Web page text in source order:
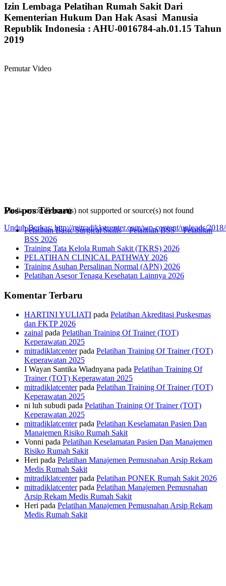
Izin Lembaga Pelatihan Rumah Sakit Dari
Kementerian Hukum Dan Hak Asasi Manusia
Republik Indonesia : AHU-0016784-ah.01.15 Tahun
2019
Pemutar Video
Media error: Format(s) not supported or source(s) not found
Unduh Berkas: http://mitradiklatcenter.com/wp-content/uploads/
00:00
Pos-pos Terbaru
Pelatihan Basic Surgical Skills – Pelatihan BSS – Pelatihan
BSS 2026
Training Tata Kelola Rumah Sakit (TKRS) 2026
PELATIHAN CLINICAL PATHWAY 2026
Training Asuhan Persalinan Normal (APN) 2026
Pelatihan Asesor Tenaga Kesehatan Lainnya 2026
Komentar Terbaru
HARTINI YULIATI pada Pelatihan Akreditasi Puskesmas
dan FKTP 2026
zainal pada Pelatihan Training Of Trainer (TOT)
Keperawatan 2025
mitradiklatcenterpada Pelatihan Training Of Trainer (TOT)
Keperawatan 2025
I Wayan Santika Wiadnyana pada Pelatihan Training Of
Trainer (TOT) Keperawatan 2025
mitradiklatcenterpada Pelatihan Training Of Trainer (TOT)
Keperawatan 2025
ni luh subudi pada Pelatihan Training Of Trainer (TOT)
Keperawatan 2025
mitradiklatcenterpada Pelatihan Keselamatan Pasien Dan
Manajemen Risiko Rumah Sakit
Vonni pada Pelatihan Keselamatan Pasien Dan Manajemen
Risiko Rumah Sakit
Heri pada Pelatihan Manajemen Pemusnahan Arsip Rekam
Medis Rumah Sakit
mitradiklatcenterpada Pelatihan PONEK Rumah Sakit 2026
mitradiklatcenterpada Pelatihan Manajemen Pemusnahan
Arsip Rekam Medis Rumah Sakit
Heri pada Pelatihan Manajemen Pemusnahan Arsip Rekam
Medis Rumah Sakit